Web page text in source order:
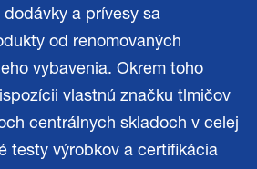
a prívesy sa
od renomovaných
vybavenia. Okrem toho
vlastnú značku tlmičov
centrálnych skladoch v celej
testy výrobkov a certifikácia